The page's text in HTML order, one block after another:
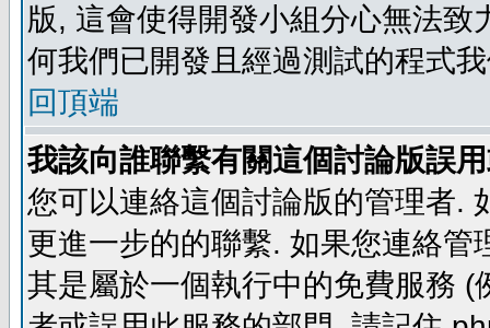
版, 這會使得開發小組分心無法
何我們已開發且經過測試的程式
回頂端
我該向誰聯繫有關這個討論版誤
您可以連絡這個討論版的管理者.
更進一步的的聯繫. 如果您連絡
其是屬於一個執行中的免費服務